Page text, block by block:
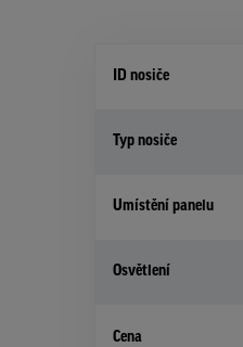
ID nosiče
Typ nosiče
Umístění panelu
Osvětlení
Cena